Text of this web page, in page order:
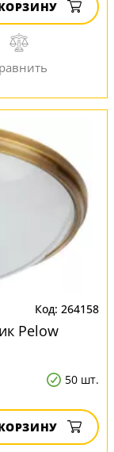
264158
Pelow
50 шт.